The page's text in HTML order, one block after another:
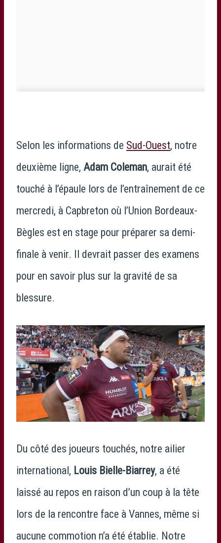
Selon les informations de Sud-Ouest, notre
deuxième ligne, Adam Coleman, aurait été
touché à l’épaule lors de l’entraînement de ce
mercredi, à Capbreton où l’Union Bordeaux-
Bègles est en stage pour préparer sa demi-
finale à venir. Il devrait passer des examens
pour en savoir plus sur la gravité de sa
blessure.
Du côté des joueurs touchés, notre ailier
international, Louis Bielle-Biarrey, a été
laissé au repos en raison d’un coup à la tête
lors de la rencontre face à Vannes, même si
aucune commotion n’a été établie. Notre